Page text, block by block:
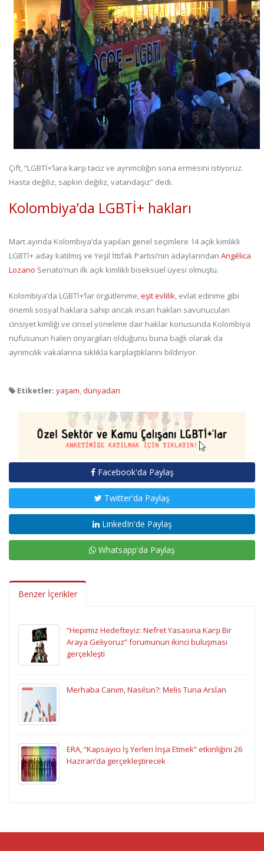
Çift, “LGBTİ+’lara karşı taciz ve ayrımcılığın sona ermesini istiyoruz.
Hasta değiliz, sapkın değiliz, vatandaşız” dedi.
Kolombiya’da LGBTİ+ hakları
Mart ayında Kolombiya’da yapılan genel seçimlere 14 açık kimlikli
LGBTİ+ aday katılmış ve Yeşil İttifak Partisi’nin adaylarından Angélica
Lozano Senato’nun ilk açık kimlikli biseksüel üyesi olmuştu.
Kolombiya’da LGBTİ+’lar örgütlenme,eşit evlilik, evlat edinme gibi
önemli sosyal haklara sahip ancak insan hakları savunucuları
cinsiyet kimliği ve cinsel yönelime dair haklar konusunda Kolombiya
nüfusunun halen önyargıları olduğunu buna bağlı olarak da
ayrımcılık vakalarına sıklıkla karşılaştıklarını bildiriyor.
Etiketler: yaşam,dünyadan
Facebook'da Paylaş
Twitter'da Paylaş
LinkedIn'de Paylaş
Whatsapp'da Paylaş
Benzer İçerikler
“Hepimiz Hedefteyiz: Nefret Yasasına Karşı Bir
Araya Geliyoruz” forumunun ikinci buluşması
gerçekleşti
Merhaba Canım, Nasılsın?: Melis Tuna Arslan
ERA, “Kapsayıcı İş Yerleri İnşa Etmek” etkinliğini 26
Haziran’da gerçekleştirecek